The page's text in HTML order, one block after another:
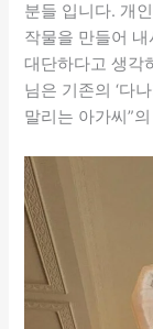
분들 입니다. 개
작물을 만들어
대단하다고 생각
님은 기존의 ‘다
말리는 아가씨”